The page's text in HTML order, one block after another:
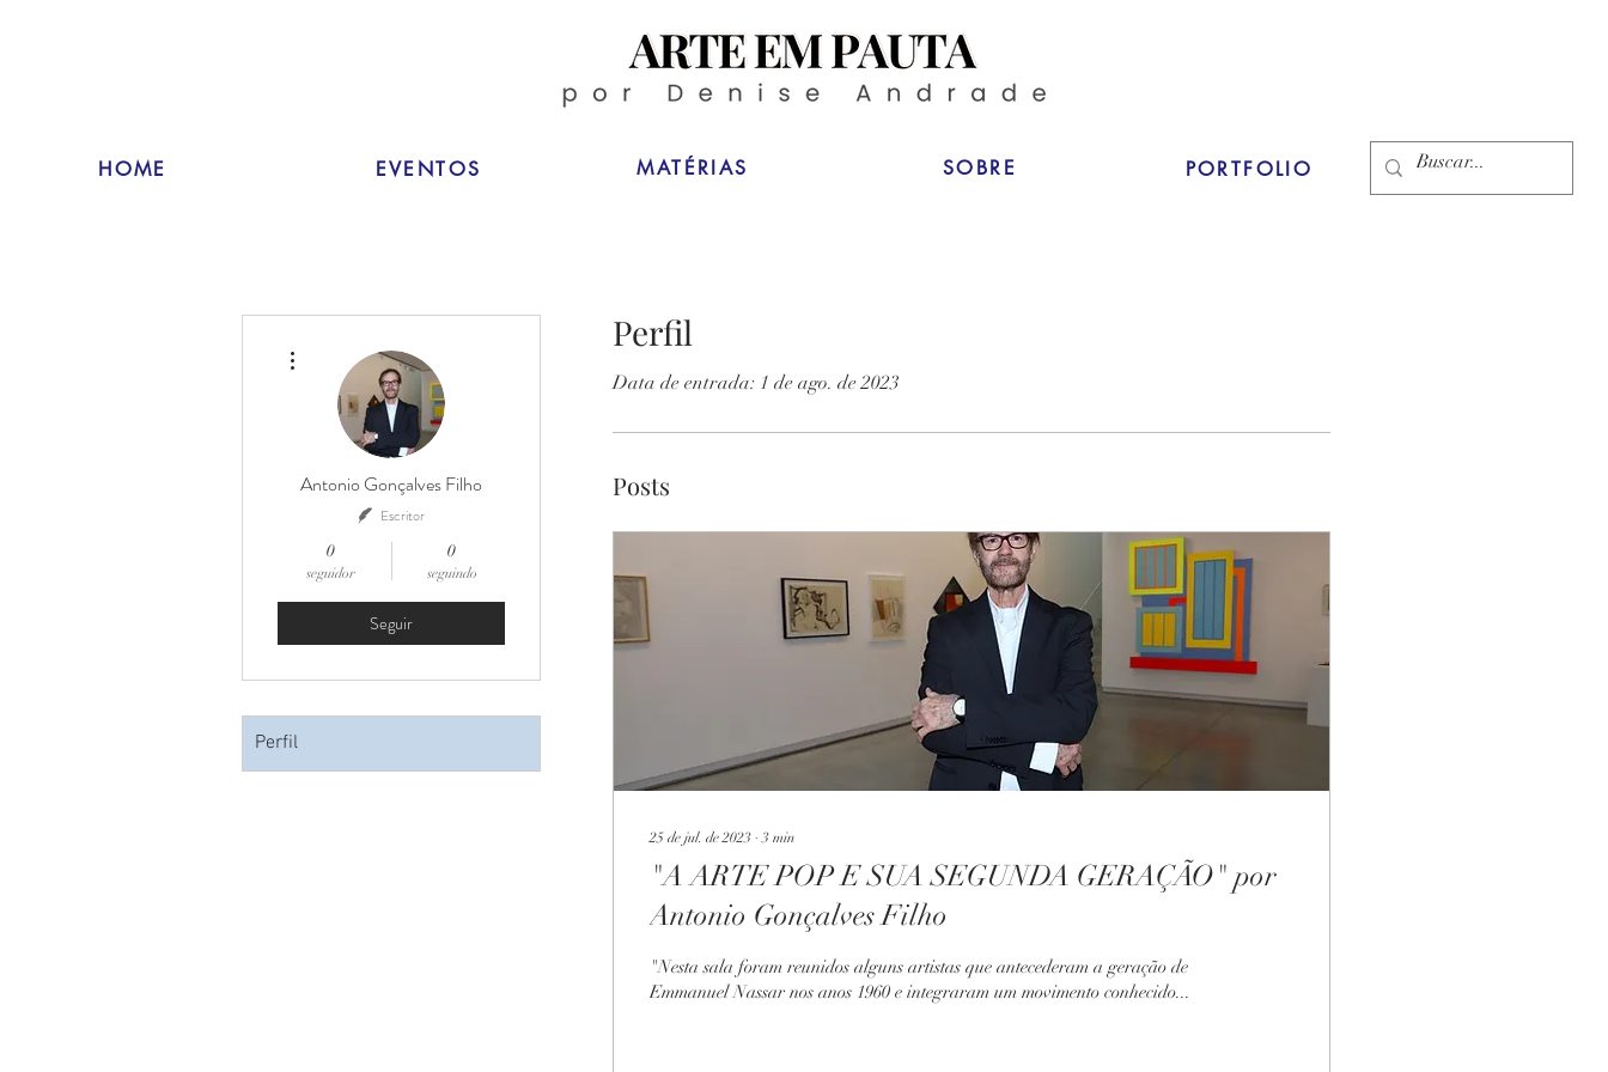
HOME EVENTOS MATÉRIAS SOBRE PORTFOLIO
Perfil
Data de entrada: 1 de ago. de 2023
Posts
25 de jul. de 2023 ∙3 min
"A ARTE POP E SUA SEGUNDA GERAÇÃO" por
Antonio Gonçalves Filho
"Nesta sala foram reunidos alguns artistas que antecederam a geração de
Emmanuel Nassar nos anos 1960 e integraram um movimento conhecido...
Antonio Gonçalves Filho
Escritor
0
seguidor
0
seguindo
Seguir
Perfil